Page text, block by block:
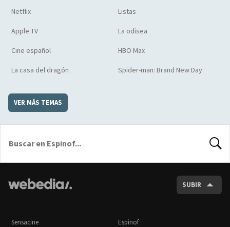
Netflix Listas
Apple TV La odisea
Cine español HBO Max
La casa del dragón Spider-man: Brand New Day
VER MÁS TEMAS
SUBIR
Sensacine Espinof